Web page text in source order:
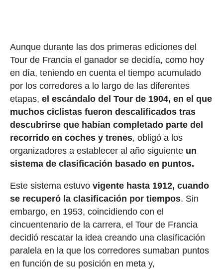
Aunque durante las dos primeras ediciones del
Tour de Francia el ganador se decidía, como hoy
en día, teniendo en cuenta el tiempo acumulado
por los corredores a lo largo de las diferentes
etapas, el escándalo del Tour de 1904, en el que
muchos ciclistas fueron descalificados tras
descubrirse que habían completado parte del
recorrido en coches y trenes, obligó a los
organizadores a establecer al año siguiente un
sistema de clasificación basado en puntos.
Este sistema estuvo vigente hasta 1912, cuando
se recuperó la clasificación por tiempos. Sin
embargo, en 1953, coincidiendo con el
cincuentenario de la carrera, el Tour de Francia
decidió rescatar la idea creando una clasificación
paralela en la que los corredores sumaban puntos
en función de su posición en meta y,